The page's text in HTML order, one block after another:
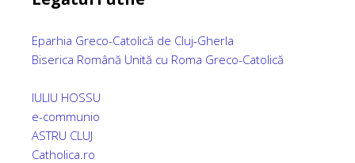
Eparhia Greco-Catolică de Cluj-Gherla
Biserica Română Unită cu Roma Greco-Catolică
IULIU HOSSU
e-communio
ASTRU CLUJ
Catholica.ro